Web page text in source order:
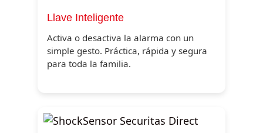
Llave Inteligente
Activa o desactiva la alarma con un
simple gesto. Práctica, rápida y segura
para toda la familia.